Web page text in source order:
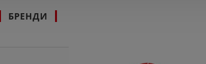
БРЕНДИ